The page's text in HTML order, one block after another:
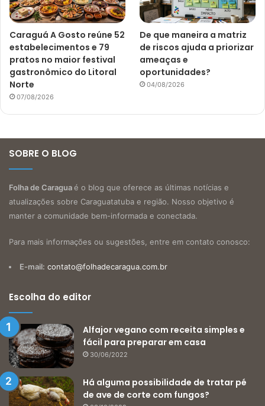
Caraguá A Gosto reúne 52
estabelecimentos e 79
pratos no maior festival
gastronômico do Litoral
Norte
07/08/2026
De que maneira a matriz
de riscos ajuda a priorizar
ameaças e
oportunidades?
04/08/2026
SOBRE O BLOG
Folha de Caraguaé o blog que oferece as últimas notícias e
atualizações sobre Caraguatatuba e região. Nosso objetivo é
manter a comunidade bem-informada e conectada.
Para mais informações ou sugestões, entre em contato conosco:
E-mail: contato@folhadecaragua.com.br
Escolha do editor
Alfajor vegano com receita simples e
fácil para preparar em casa
30/06/2022
Há alguma possibilidade de tratar pé
de ave de corte com fungos?